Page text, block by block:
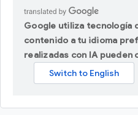
Google utiliza tecnología
contenido a tu idioma
realizadas con IA